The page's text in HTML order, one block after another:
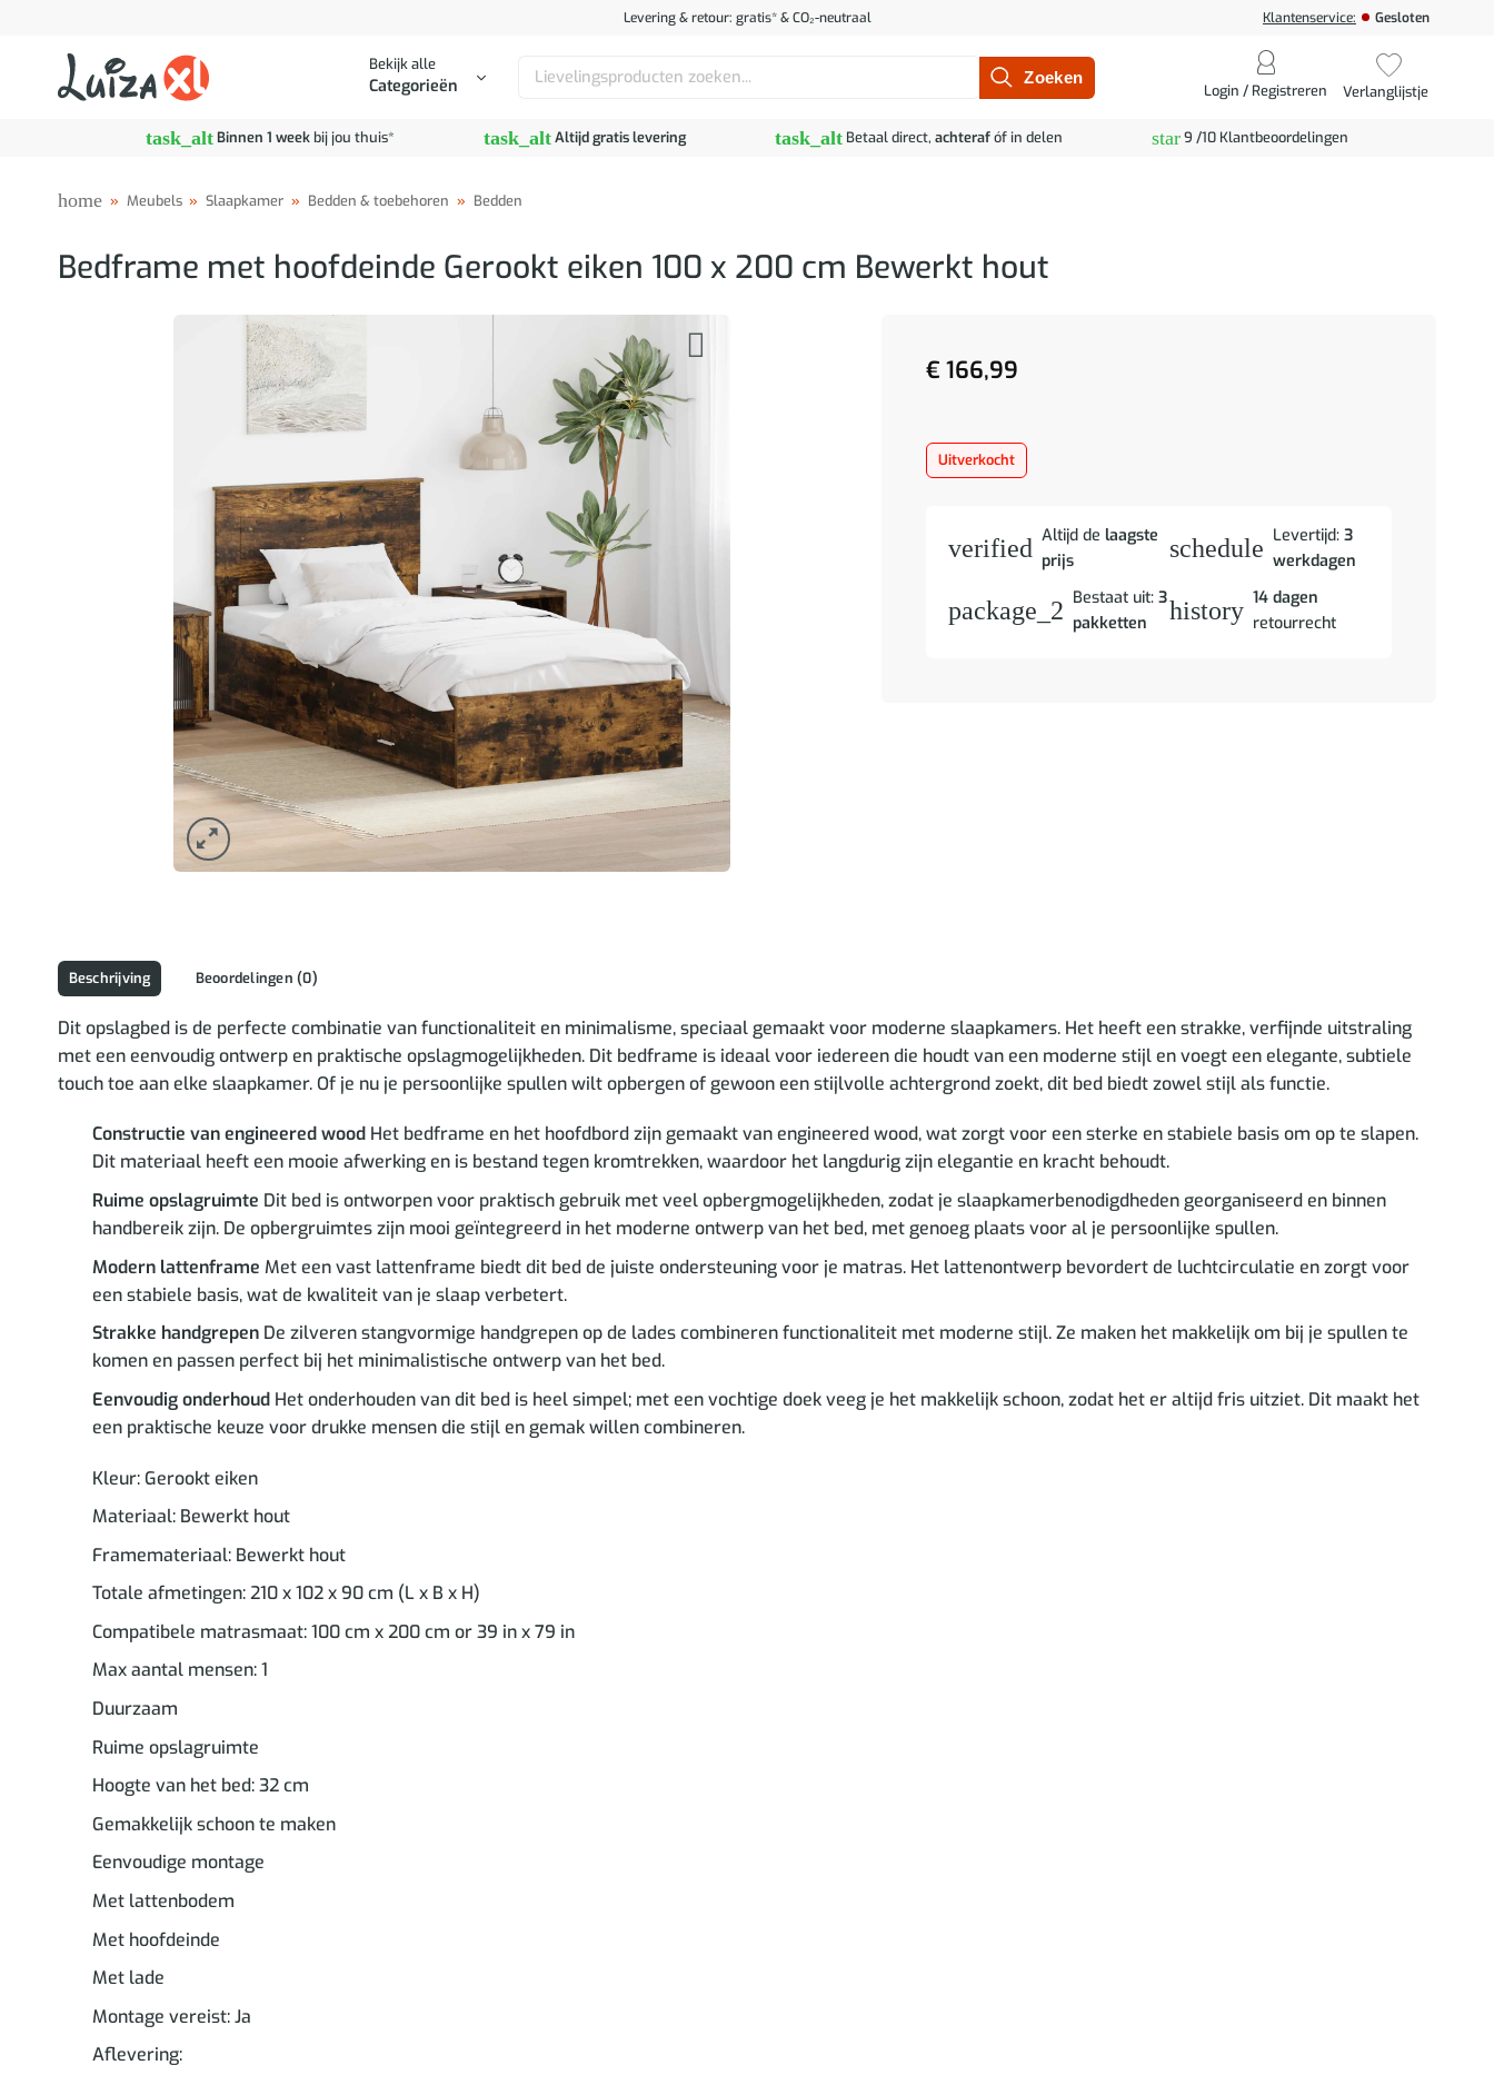
Levering & retour: gratis* & CO₂-neutraal Klantenservice: Gesloten
Bekijk alle
Categorieën
Zoeken
Login / Registreren Verlanglijstje
task_altBinnen 1 weekbij jou thuis* task_altAltijd gratis levering task_alt Betaal direct, achterafóf in delen star9 /10 Klantbeoordelingen
home » Meubels » Slaapkamer » Bedden & toebehoren » Bedden
Bedframe met hoofdeinde Gerookt eiken 100 x 200 cm Bewerkt hout
€ 166,99
Uitverkocht
verified Altijd de laagste
prijs
schedule Levertijd:3
werkdagen
package_2 Bestaat uit: 3
pakketten
history 14 dagen
retourrecht
Beschrijving Beoordelingen (0)
Dit opslagbed is de perfecte combinatie van functionaliteit en minimalisme, speciaal gemaakt voor moderne slaapkamers. Het heeft een strakke, verfijnde uitstraling
met een eenvoudig ontwerp en praktische opslagmogelijkheden. Dit bedframe is ideaal voor iedereen die houdt van een moderne stijl en voegt een elegante, subtiele
touch toe aan elke slaapkamer. Of je nu je persoonlijke spullen wilt opbergen of gewoon een stijlvolle achtergrond zoekt, dit bed biedt zowel stijl als functie.
Constructie van engineered woodHet bedframe en het hoofdbord zijn gemaakt van engineered wood, wat zorgt voor een sterke en stabiele basis om op te slapen.
Dit materiaal heeft een mooie afwerking en is bestand tegen kromtrekken, waardoor het langdurig zijn elegantie en kracht behoudt.
Ruime opslagruimte Dit bed is ontworpen voor praktisch gebruik met veel opbergmogelijkheden, zodat je slaapkamerbenodigdheden georganiseerd en binnen
handbereik zijn. De opbergruimtes zijn mooi geïntegreerd in het moderne ontwerp van het bed, met genoeg plaats voor al je persoonlijke spullen.
Modern lattenframe Met een vast lattenframe biedt dit bed de juiste ondersteuning voor je matras. Het lattenontwerp bevordert de luchtcirculatie en zorgt voor
een stabiele basis, wat de kwaliteit van je slaap verbetert.
Strakke handgrepenDe zilveren stangvormige handgrepen op de lades combineren functionaliteit met moderne stijl. Ze maken het makkelijk om bij je spullen te
komen en passen perfect bij het minimalistische ontwerp van het bed.
Eenvoudig onderhoudHet onderhouden van dit bed is heel simpel; met een vochtige doek veeg je het makkelijk schoon, zodat het er altijd fris uitziet. Dit maakt het
een praktische keuze voor drukke mensen die stijl en gemak willen combineren.
Kleur: Gerookt eiken
Materiaal: Bewerkt hout
Framemateriaal: Bewerkt hout
Totale afmetingen: 210 x 102 x 90 cm (L x B x H)
Compatibele matrasmaat: 100 cm x 200 cm or 39 in x 79 in
Max aantal mensen: 1
Duurzaam
Ruime opslagruimte
Hoogte van het bed: 32 cm
Gemakkelijk schoon te maken
Eenvoudige montage
Met lattenbodem
Met hoofdeinde
Met lade
Montage vereist: Ja
Aflevering: